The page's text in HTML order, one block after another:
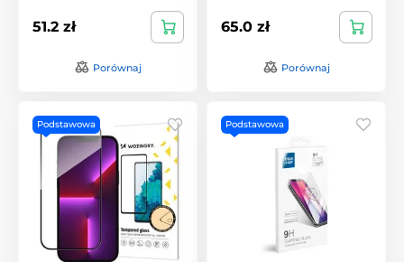
51.2 zł
Porównaj
65.0 zł
Porównaj
Podstawowa Podstawowa